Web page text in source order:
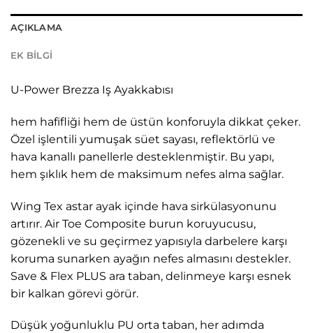
AÇIKLAMA
EK BILGI
U-Power Brezza Iş Ayakkabısı
hem hafifliği hem de üstün konforuyla dikkat çeker.
Özel işlentili yumuşak süet sayası, reflektörlü ve
hava kanallı panellerle desteklenmiştir. Bu yapı,
hem şıklık hem de maksimum nefes alma sağlar.
Wing Tex astar ayak içinde hava sirkülasyonunu
artırır. Air Toe Composite burun koruyucusu,
gözenekli ve su geçirmez yapısıyla darbelere karşı
koruma sunarken ayağın nefes almasını destekler.
Save & Flex PLUS ara taban, delinmeye karşı esnek
bir kalkan görevi görür.
Düşük yoğunluklu PU orta taban, her adımda